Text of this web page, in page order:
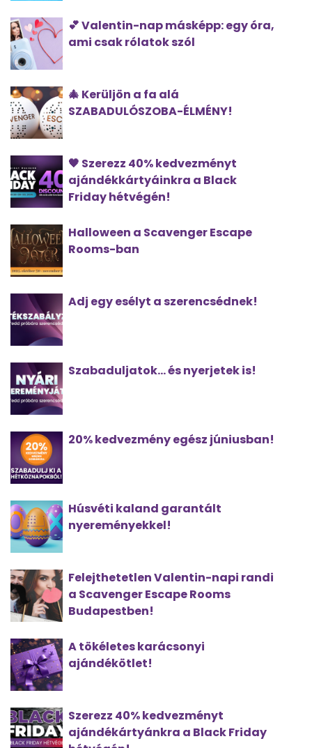
💕 Valentin-nap másképp: egy óra,
ami csak rólatok szól
🎄 Kerüljön a fa alá
SZABADULÓSZOBA-ÉLMÉNY!
🖤 Szerezz 40% kedvezményt
ajándékkártyáinkra a Black
Friday hétvégén!
Halloween a Scavenger Escape
Rooms-ban
Adj egy esélyt a szerencsédnek!
Szabaduljatok... és nyerjetek is!
20% kedvezmény egész júniusban!
Húsvéti kaland garantált
nyereményekkel!
Felejthetetlen Valentin-napi randi
a Scavenger Escape Rooms
Budapestben!
A tökéletes karácsonyi
ajándékötlet!
Szerezz 40% kedvezményt
ajándékártyánkra a Black Friday